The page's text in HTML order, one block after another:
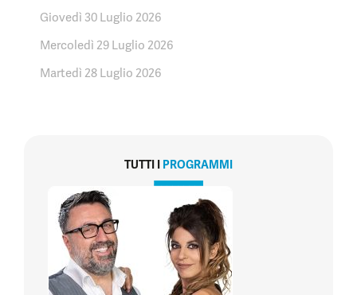
Giovedì 30 Luglio 2026
Mercoledì 29 Luglio 2026
Martedì 28 Luglio 2026
TUTTI I PROGRAMMI